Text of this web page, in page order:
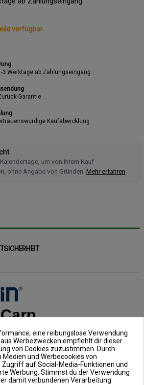
verfügbar
3 Werktage ab Zahlungseingang
Garantie
Kaufabwicklung
um von Ihrem Kauf
ohne Angabe von Gründen. Mehr erfahren
Inhalt 600m
Schnur im Knoten und
ist während des
immer ein
eine reibungslose Verwendung
Werbezwecken empfiehlt dir dieser
von Cookies zuzustimmen. Durch
Medien und Werbecookies von
auf Social-Media-Funktionen und
Werbung. Stimmst du der Verwendung
damit verbundenen Verarbeitung